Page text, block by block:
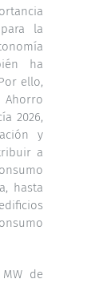
la
ha
ello,
2026,
y
a
hasta
de